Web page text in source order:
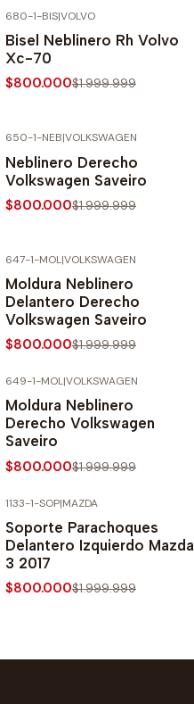
680-1-BIS|VOLVO
Bisel Neblinero Rh Volvo
Xc-70
$800.000$1.999.999
650-1-NEB|VOLKSWAGEN
Neblinero Derecho
Volkswagen Saveiro
$800.000$1.999.999
647-1-MOL|VOLKSWAGEN
Moldura Neblinero
Delantero Derecho
Volkswagen Saveiro
$800.000$1.999.999
649-1-MOL|VOLKSWAGEN
Moldura Neblinero
Derecho Volkswagen
Saveiro
$800.000$1.999.999
1133-1-SOP|MAZDA
Soporte Parachoques
Delantero Izquierdo Mazda
3 2017
$800.000$1.999.999